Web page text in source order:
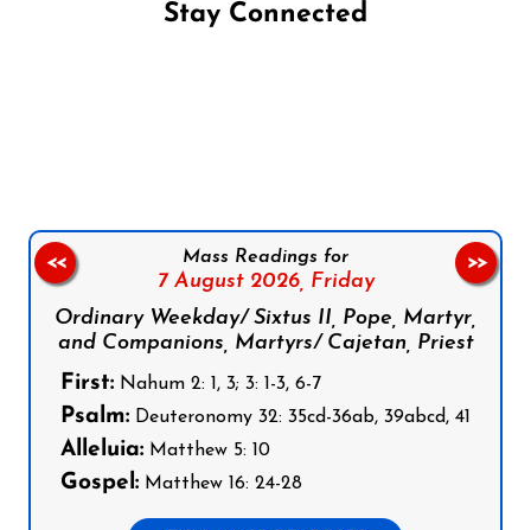
Stay Connected
Mass Readings for
7 August 2026, Friday
Ordinary Weekday/ Sixtus II, Pope, Martyr,
and Companions, Martyrs/ Cajetan, Priest
First: Nahum 2: 1, 3; 3: 1-3, 6-7
Psalm: Deuteronomy 32: 35cd-36ab, 39abcd, 41
Alleluia: Matthew 5: 10
Gospel: Matthew 16: 24-28
<< >>